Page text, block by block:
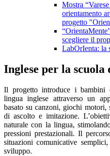
Mostra
orientamento
progetto
scegliere il
LabOrIenta: la
Inglese per la
Il progetto introduce i bambini
lingua inglese attraverso un
basato su canzoni, giochi
di ascolto e imitazione.
naturale con la lingua,
pressioni prestazionali. Il
situazioni comunicative
sviluppo.